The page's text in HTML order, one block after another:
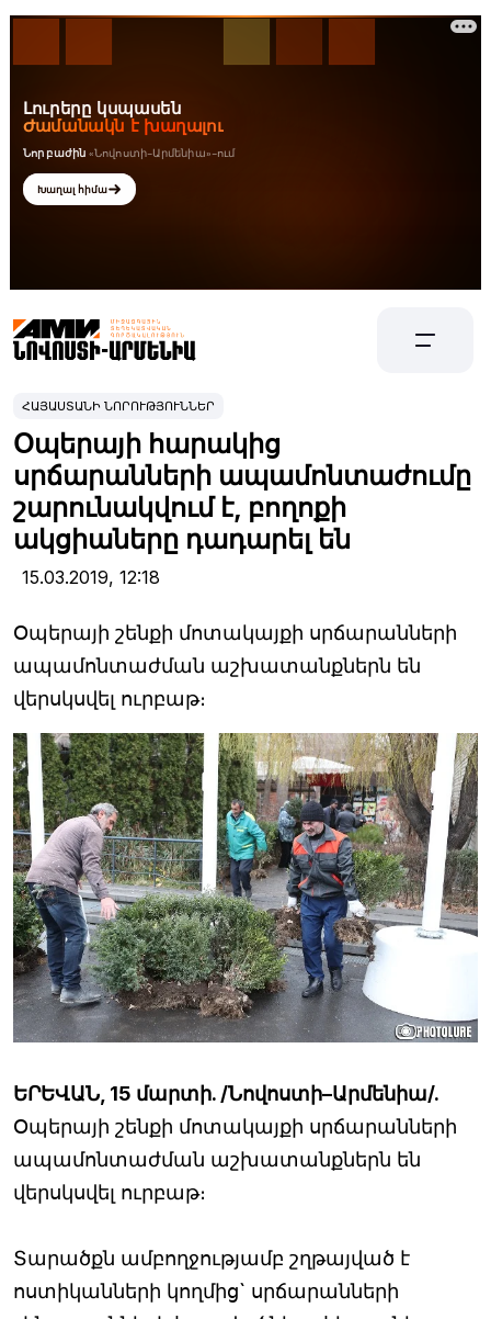
ՀԱՅԱՍՏԱՆԻ ՆՈՐՈՒԹՅՈՒՆՆԵՐ
Օպերայի հարակից
սրճարանների ապամոնտաժումը
շարունակվում է, բողոքի
ակցիաները դադարել են
15.03.2019, 12:18
Օպերայի շենքի մոտակայքի սրճարանների
ապամոնտաժման աշխատանքներն են
վերսկսվել ուրբաթ։
ԵՐԵՎԱՆ, 15 մարտի. /Նովոստի–Արմենիա/.
Օպերայի շենքի մոտակայքի սրճարանների
ապամոնտաժման աշխատանքներն են
վերսկսվել ուրբաթ։
Տարածքն ամբողջությամբ շղթայված է
ոստիկանների կողմից` սրճարանների